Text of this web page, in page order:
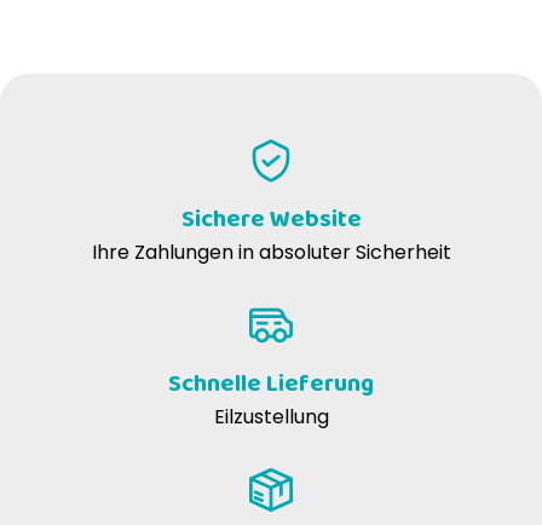
Sichere Website
Ihre Zahlungen in absoluter Sicherheit
Schnelle Lieferung
Eilzustellung